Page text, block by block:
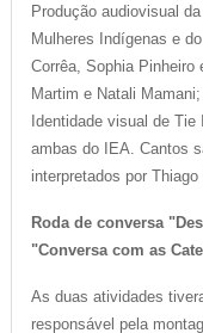
Produção audiovisual
Mulheres Indígenas e
Corrêa, Sophia Pinheiro
Martim e Natali
Identidade visual de
ambas do IEA. Cantos
interpretados por
Roda de conversa
"Conversa com as
As duas atividades
responsável pela